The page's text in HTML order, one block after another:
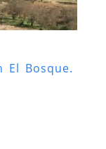
El Bosque.